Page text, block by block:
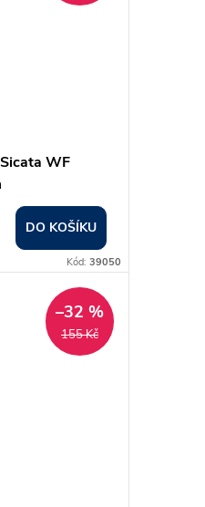
WF
DO KOŠÍKU
Kód: 39050
155 Kč
–32 %